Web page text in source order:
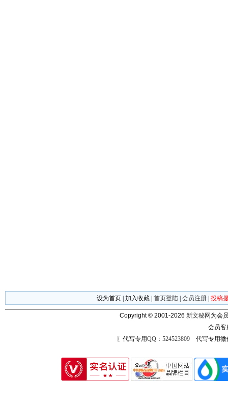
设为首页 加入收藏 首页登陆 会员注册 投稿
Copyright © 2001-2026 新文秘网 为会
会员
〖代写专用QQ：524523809代写专用微